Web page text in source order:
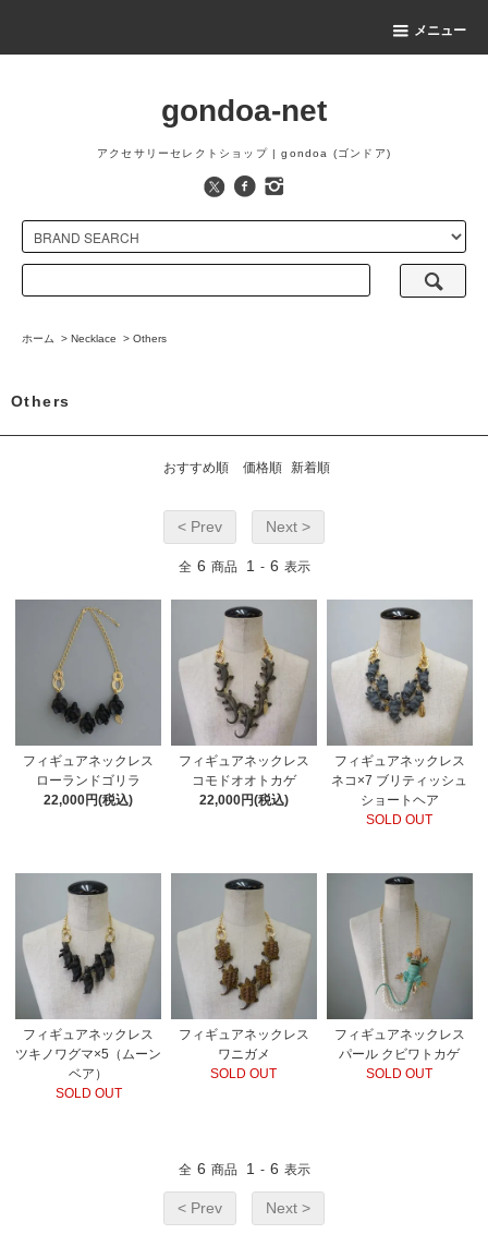
メニュー
gondoa-net
アクセサリーセレクトショップ | gondoa (ゴンドア)
ホーム > Necklace > Others
Others
おすすめ順 価格順 新着順
< Prev Next >
全 6 商品 1 - 6 表示
フィギュアネックレス
ローランドゴリラ
22,000円(税込)
フィギュアネックレス
コモドオオトカゲ
22,000円(税込)
フィギュアネックレス
ネコ×7 ブリティッシュ
ショートヘア
SOLD OUT
フィギュアネックレス
ツキノワグマ×5（ムーン
ベア）
SOLD OUT
フィギュアネックレス
ワニガメ
SOLD OUT
フィギュアネックレス
パール クビワトカゲ
SOLD OUT
全 6 商品 1 - 6 表示
< Prev Next >